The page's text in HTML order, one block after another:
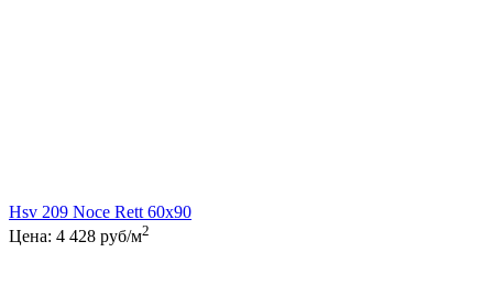
Hsv 209 Noce Rett 60x90
Цена: 4 428 руб/м2